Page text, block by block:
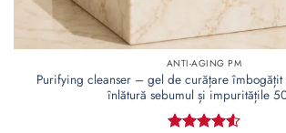
ANTI-AGING PM
Purifying cleanser – gel de curățare
înlătură sebumul și impuritățile